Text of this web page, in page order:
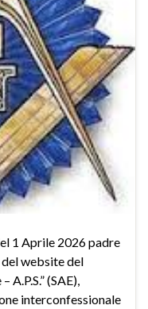
1 Aprile 2026 padre
website del
(SAE),
interconfessionale